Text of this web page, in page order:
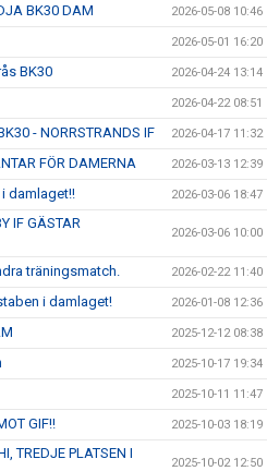
BK30 DAM 2026-05-08 10:46
2026-05-01 16:20
BK30 2026-04-24 13:14
2026-04-22 08:51
- NORRSTRANDS IF 2026-04-17 11:32
FÖR DAMERNA 2026-03-13 12:39
damlaget!! 2026-03-06 18:47
IF GÄSTAR
2026-03-06 10:00
träningsmatch. 2026-02-22 11:40
i damlaget! 2026-01-08 12:36
2025-12-12 08:38
2025-10-17 19:34
2025-10-11 11:47
GIF!! 2025-10-03 18:19
TREDJE PLATSEN I
2025-10-02 12:50